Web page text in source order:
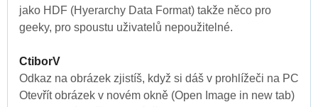
jako HDF (Hyerarchy Data Format) takže něco pro
geeky, pro spoustu uživatelů nepoužitelné.
CtiborV
Odkaz na obrázek zjistíš, když si dáš v prohlížeči na PC
Otevřít obrázek v novém okně (Open Image in new tab)